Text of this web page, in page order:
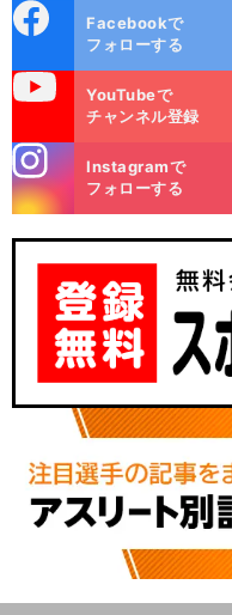
ok
Facebookで
フォローする
YouTubeで
チャンネル登録
m
Instagramで
フォローする